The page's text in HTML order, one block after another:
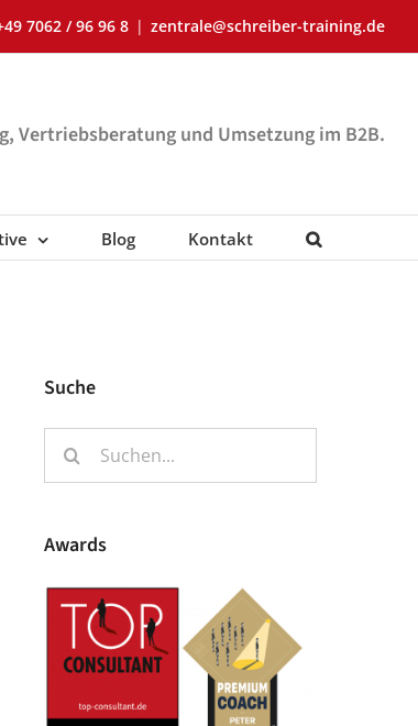
7062 / 96 96 8 | zentrale@schreiber-training.de
Vertriebsberatung und Umsetzung im B2B.
Blog Kontakt
Suche
Suche
Awards